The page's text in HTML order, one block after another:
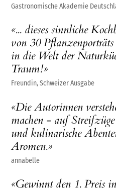
Gastronomische Akademie
«... dieses sinnliche
von 30
in die Welt der
Traum!»
Freundin, Schweizer Ausgabe
«Die Autorinnen
machen - auf
und kulinarische
Aromen.»
annabelle
«Gewinnt den 1. Preis